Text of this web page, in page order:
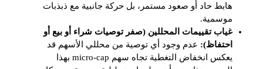
هابط حاد أو صعود مستمر، بل حركة جانبية مع ذبذبات
موسمية.
غياب تقييمات المحللين (صفر توصيات شراء أو بيع أو
احتفاظ):عدم وجود أي توصية من محللي الأسهم قد
يعكس انخفاض التغطية تجاه سهم micro-cap بهذا